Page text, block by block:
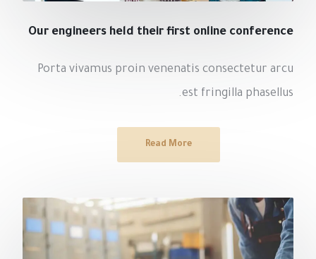
Our engineers held their first online conference
Porta vivamus proin venenatis consectetur arcu
est fringilla phasellus.
Read More